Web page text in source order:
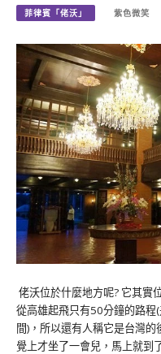
菲律賓「佬沃」 紫色微笑
佬沃位於什麼地方呢? 它其實
從高雄起飛只有50分鐘的路程
間)，所以還有人稱它是台灣
覺上才坐了一會兒，馬上就到